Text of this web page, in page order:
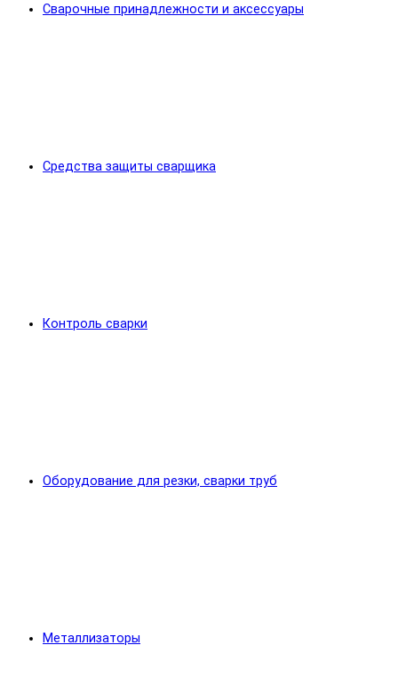
Сварочные принадлежности и аксессуары
Средства защиты сварщика
Контроль сварки
Оборудование для резки, сварки труб
Металлизаторы